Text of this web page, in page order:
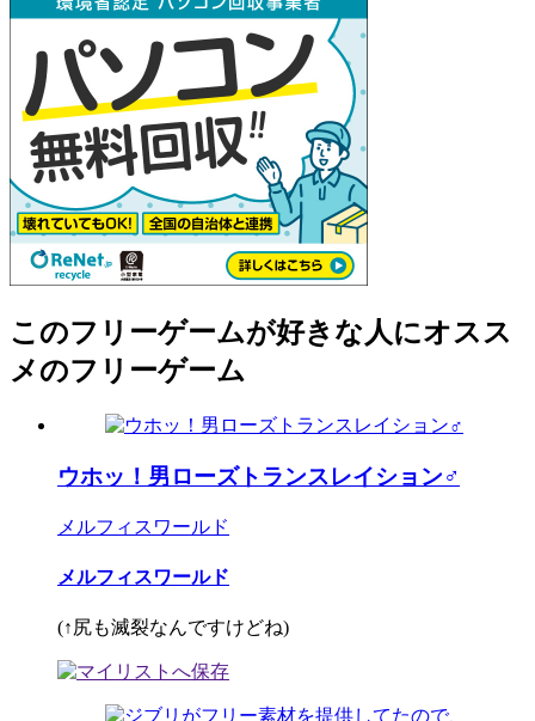
このフリーゲームが好きな人にオスス
メのフリーゲーム
ウホッ！男ローズトランスレイション♂
メルフィスワールド
メルフィスワールド
(↑尻も滅裂なんですけどね)